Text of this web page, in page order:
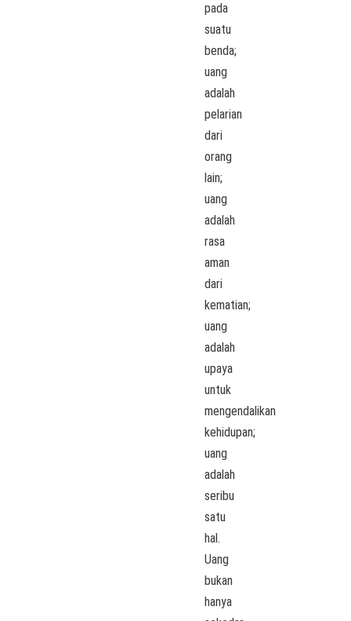
pada
suatu
benda;
uang
adalah
pelarian
dari
orang
lain;
uang
adalah
rasa
aman
dari
kematian;
uang
adalah
upaya
untuk
mengendalikan
kehidupan;
uang
adalah
seribu
satu
hal.
Uang
bukan
hanya